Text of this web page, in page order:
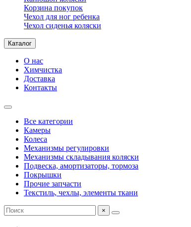
Корзина покупок
Чехол для ног ребенка
Чехол сиденья коляски
Каталог
О нас
Химчистка
Доставка
Контакты
Все категории
Камеры
Колеса
Механизмы регулировки
Механизмы складывания коляски
Подвеска, амортизаторы, тормоза
Покрышки
Прочие запчасти
Текстиль, чехлы, элементы ткани
×